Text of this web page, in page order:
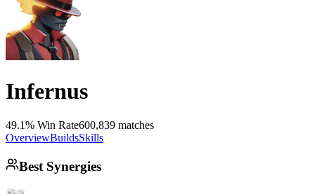
Infernus
49.1% Win Rate600,839 matches
OverviewBuildsSkills
Best Synergies